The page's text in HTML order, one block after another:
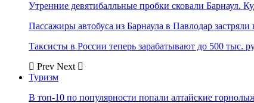
Утренние девятибалльные пробки сковали Барнаул.
Пассажиры автобуса из Барнаула в Павлодар
Таксисты в России теперь зарабатывают до 500 тыс.
Prev Next
Туризм
В топ-10 по популярности попали алтайские